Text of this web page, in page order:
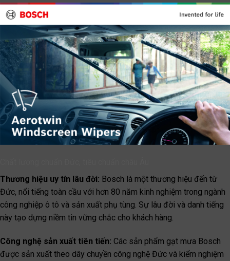
Thương hiệu uy tín lâu đời: Bosch là một thương hiệu đến từ
Đức, nổi tiếng toàn cầu với hơn 80 năm kinh nghiệm trong ngành
công nghiệp ô tô và sản xuất phụ tùng. Sự lâu đời và danh tiếng
này tạo dựng niềm tin vững chắc cho khách hàng.
Công nghệ sản xuất tiên tiến: Các sản phẩm gạt mưa Bosch
được sản xuất theo dây chuyền công nghệ Đức và kiểm nghiệm